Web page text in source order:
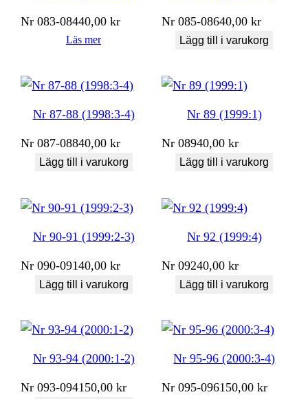
Nr 083-08440,00kr
Läs mer
Nr 085-08640,00kr
Lägg till i varukorg
Nr 87-88 (1998:3-4)
Nr 087-08840,00kr
Lägg till i varukorg
Nr 89 (1999:1)
Nr 08940,00kr
Lägg till i varukorg
Nr 90-91 (1999:2-3)
Nr 090-09140,00kr
Lägg till i varukorg
Nr 92 (1999:4)
Nr 09240,00kr
Lägg till i varukorg
Nr 93-94 (2000:1-2)
Nr 093-094150,00kr
Nr 95-96 (2000:3-4)
Nr 095-096150,00kr